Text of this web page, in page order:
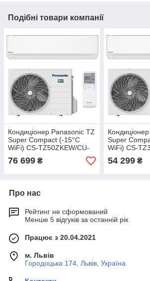
Подібні товари компанії
Кондиціонер Panasonic TZ
Super Compact (-15°C
WiFi) CS-TZ50ZKEW/CU-
76 699 ₴
Super
WiFi) CS-
54 299₴
Про нас
Рейтинг не сформований
Менше 5 відгуків за останній рік
Працює з 20.04.2021
м. Львів
Городоцька 174, Львів, Україна